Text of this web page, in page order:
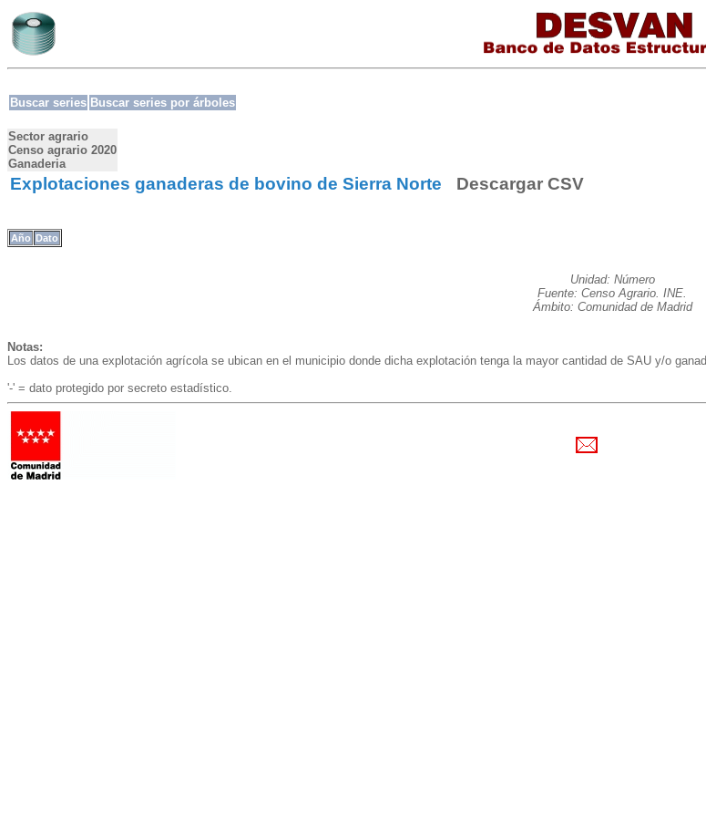
Buscar series Buscar series por árboles
Sector agrario
Censo agrario 2020
Ganaderia
Explotaciones ganaderas de bovino de Sierra Norte Descargar CSV
Año Dato
Unidad: Número
Fuente: Censo Agrario. INE.
Ámbito: Comunidad de Madrid
Notas:
Los datos de una explotación agrícola se ubican en el municipio donde dicha explotación tenga la mayor cantidad de SAU y/o
'-' = dato protegido por secreto estadístico.